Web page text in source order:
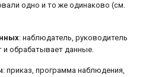
одно и то же одинаково (см.
: наблюдатель, руководитель
и обрабатывает данные.
: приказ, программа наблюдения,